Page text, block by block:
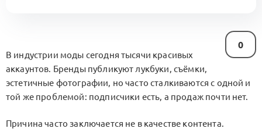
0
В индустрии моды сегодня тысячи красивых
аккаунтов. Бренды публикуют лукбуки, съёмки,
эстетичные фотографии, но часто сталкиваются с одной и
той же проблемой: подписчики есть, а продаж почти нет.
Причина часто заключается не в качестве контента.